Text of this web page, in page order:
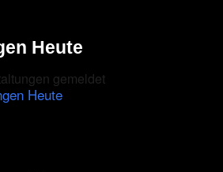
Heute
gemeldet
Heute